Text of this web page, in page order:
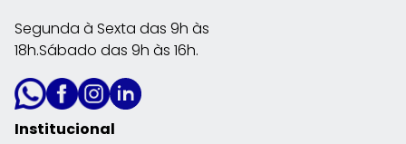
Segunda à Sexta das 9h às
18h.Sábado das 9h às 16h.
Institucional